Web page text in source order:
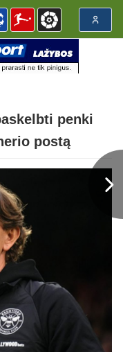
penki
postą